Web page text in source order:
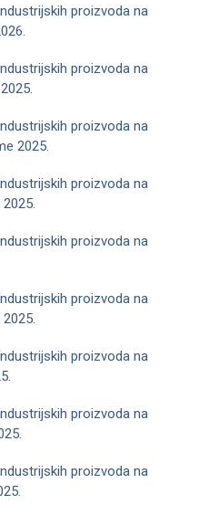
proizvoda na
proizvoda na
proizvoda na
2025.
proizvoda na
proizvoda na
proizvoda na
proizvoda na
proizvoda na
proizvoda na